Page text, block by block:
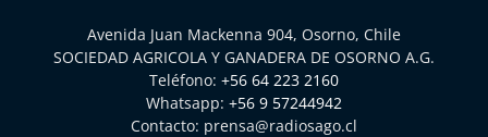
Avenida Juan Mackenna 904, Osorno, Chile
SOCIEDAD AGRICOLA Y GANADERA DE OSORNO A.G.
Teléfono: +56 64 223 2160
Whatsapp: +56 9 57244942
Contacto: prensa@radiosago.cl